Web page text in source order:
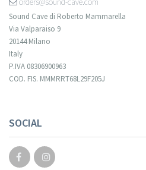
Sound Cave di Roberto Mammarella
Via Valparaiso 9
20144 Milano
Italy
P.IVA 08306900963
COD. FIS. MMMRRT68L29F205J
SOCIAL